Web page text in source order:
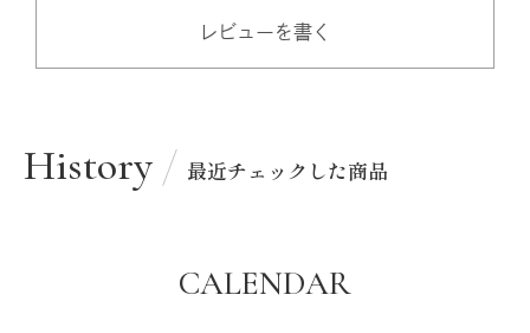
レビューを書く
History 最近チェックした商品
CALENDAR